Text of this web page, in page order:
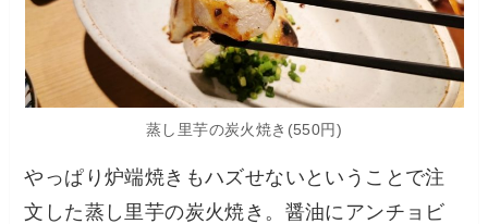
蒸し里芋の炭火焼き(550円)
やっぱり炉端焼きもハズせないということで注
文した蒸し里芋の炭火焼き。醤油にアンチョビ